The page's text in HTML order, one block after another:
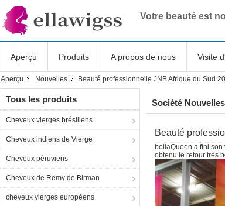
Votre beauté est
Aperçu Produits A propos de nous Visite
Shopping Online
Aperçu Nouvelles Beauté professionnelle JNB Afrique du Sud
Tous les produits
Cheveux vierges brésiliens
Cheveux indiens de Vierge
Cheveux péruviens
Cheveux de Remy de Birman
cheveux vierges européens
Société Nouvelles
Beauté
bellaQueen a fini
obtenu le retour très